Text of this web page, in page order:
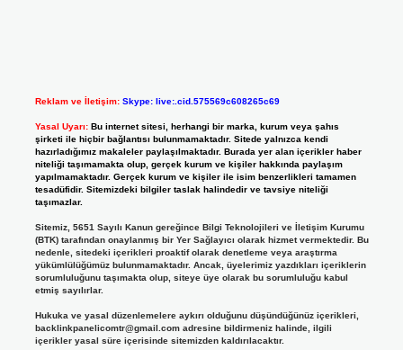
Reklam ve İletişim: Skype: live:.cid.575569c608265c69
Yasal Uyarı: Bu internet sitesi, herhangi bir marka, kurum veya şahıs
şirketi ile hiçbir bağlantısı bulunmamaktadır. Sitede yalnızca kendi
hazırladığımız makaleler paylaşılmaktadır. Burada yer alan içerikler haber
niteliği taşımamakta olup, gerçek kurum ve kişiler hakkında paylaşım
yapılmamaktadır. Gerçek kurum ve kişiler ile isim benzerlikleri tamamen
tesadüfidir. Sitemizdeki bilgiler taslak halindedir ve tavsiye niteliği
taşımazlar.
Sitemiz, 5651 Sayılı Kanun gereğince Bilgi Teknolojileri ve İletişim Kurumu
(BTK) tarafından onaylanmış bir Yer Sağlayıcı olarak hizmet vermektedir. Bu
nedenle, sitedeki içerikleri proaktif olarak denetleme veya araştırma
yükümlülüğümüz bulunmamaktadır. Ancak, üyelerimiz yazdıkları içeriklerin
sorumluluğunu taşımakta olup, siteye üye olarak bu sorumluluğu kabul
etmiş sayılırlar.
Hukuka ve yasal düzenlemelere aykırı olduğunu düşündüğünüz içerikleri,
backlinkpanelicomtr@gmail.comadresine bildirmeniz halinde, ilgili
içerikler yasal süre içerisinde sitemizden kaldırılacaktır.